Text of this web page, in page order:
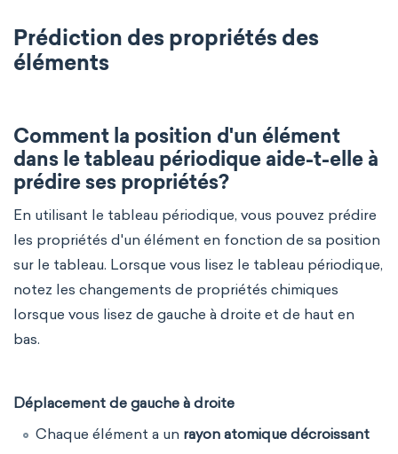
Prédiction des propriétés des
éléments
Comment la position d'un élément
dans le tableau périodique aide-t-elle à
prédire ses propriétés?
En utilisant le tableau périodique, vous pouvez prédire
les propriétés d'un élément en fonction de sa position
sur le tableau. Lorsque vous lisez le tableau périodique,
notez les changements de propriétés chimiques
lorsque vous lisez de gauche à droite et de haut en
bas.
Déplacement de gauche à droite
Chaque élément a un rayon atomique décroissant